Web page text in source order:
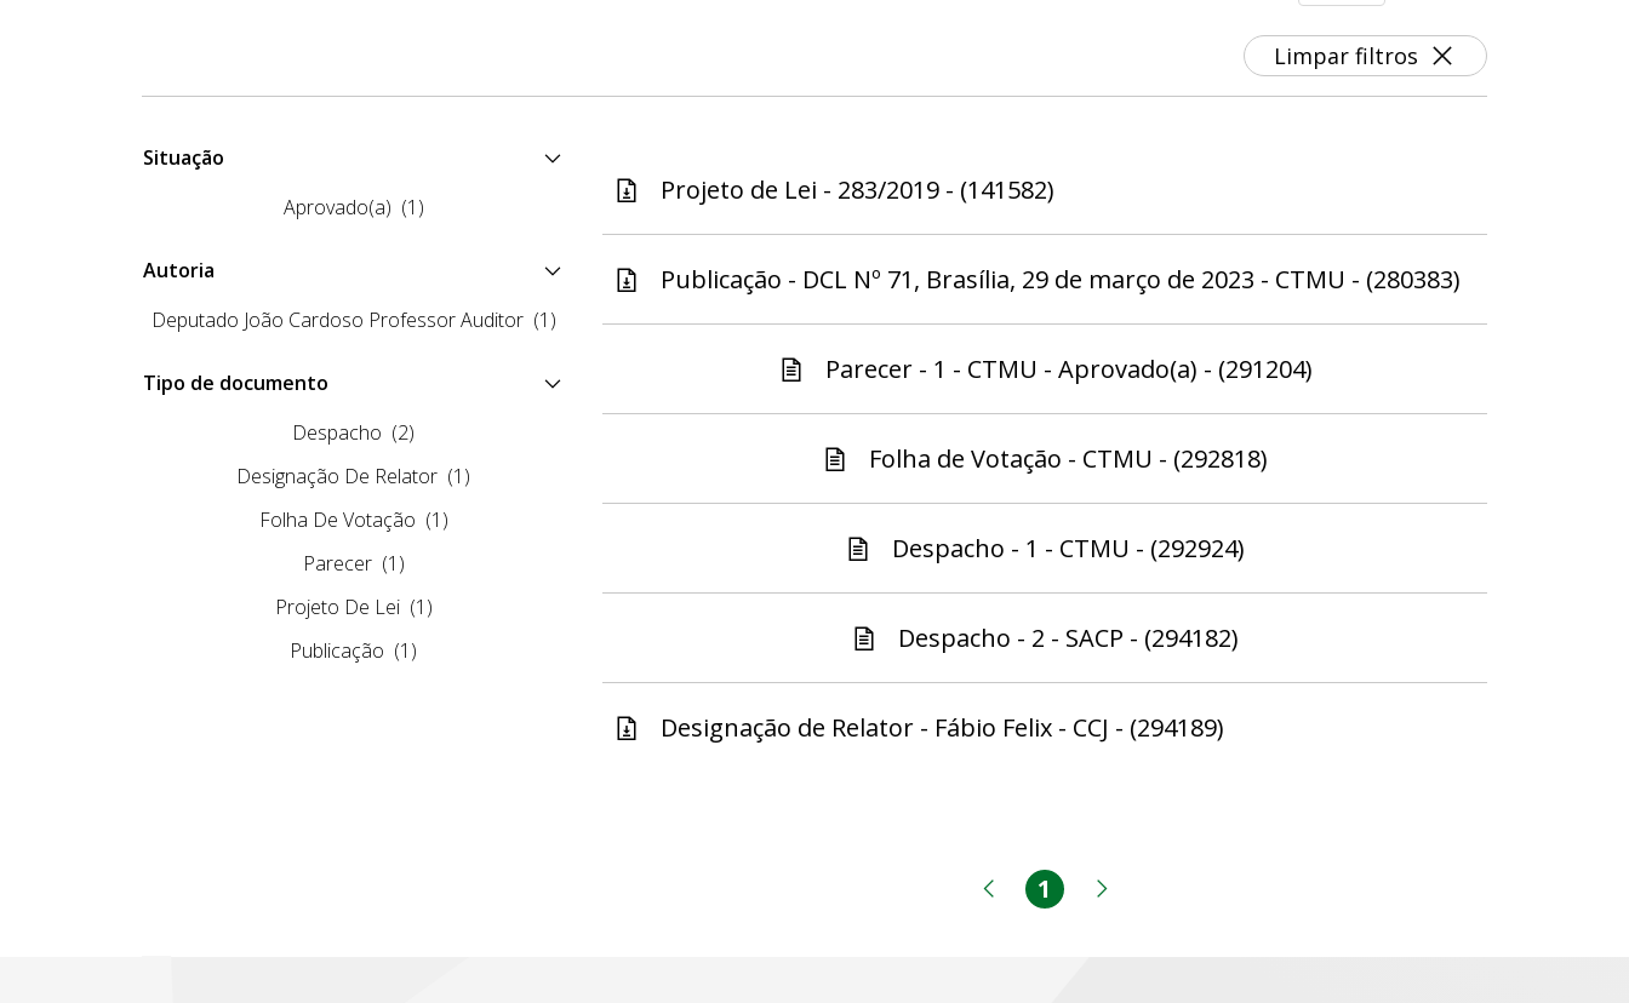
Limpar filtros
Situação
Aprovado(a) (1)
Autoria
Deputado João Cardoso Professor Auditor (1)
Tipo de documento
Despacho (2)
Designação De Relator (1)
Folha De Votação (1)
Parecer (1)
Projeto De Lei (1)
Publicação (1)
Projeto de Lei - 283/2019 - (141582)
Publicação - DCL Nº 71, Brasília, 29 de março de 2023 - CTMU - (280383)
Parecer - 1 - CTMU - Aprovado(a) - (291204)
Folha de Votação - CTMU - (292818)
Despacho - 1 - CTMU - (292924)
Despacho - 2 - SACP - (294182)
Designação de Relator - Fábio Felix - CCJ - (294189)
Página anterior
Página
1